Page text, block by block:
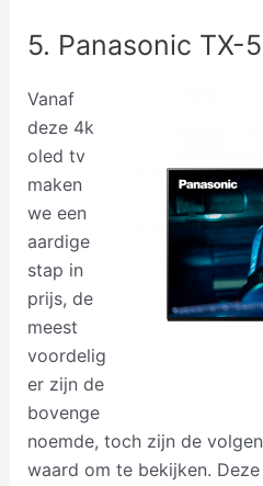
5. Panasonic TX-
Vanaf
deze 4k
oled tv
maken
we een
aardige
stap in
prijs, de
meest
voordelig
er zijn de
bovenge
noemde, toch zijn de
waard om te bekijken. Deze